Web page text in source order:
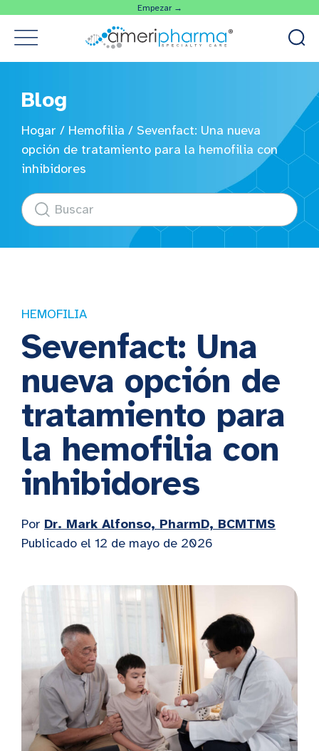
Empezar →
Blog
Hogar / Hemofilia / Sevenfact: Una nueva
opción de tratamiento para la hemofilia con
inhibidores
HEMOFILIA
Sevenfact: Una
nueva opción de
tratamiento para
la hemofilia con
inhibidores
Por Dr. Mark Alfonso, PharmD, BCMTMS
Publicado el 12 de mayo de 2026